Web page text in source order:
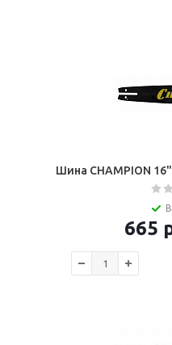
Шина CHAMPION
665